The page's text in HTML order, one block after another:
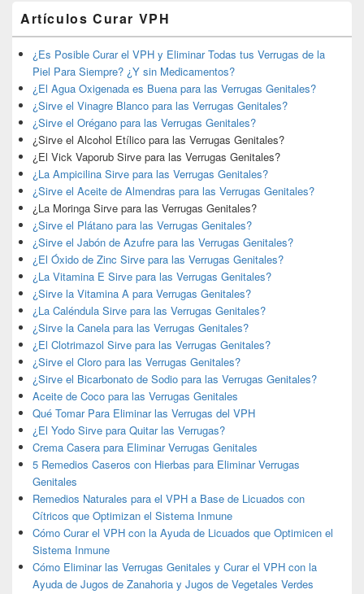
Artículos Curar VPH
¿Es Posible Curar el VPH y Eliminar Todas tus Verrugas de la
Piel Para Siempre? ¿Y sin Medicamentos?
¿El Agua Oxigenada es Buena para las Verrugas Genitales?
¿Sirve el Vinagre Blanco para las Verrugas Genitales?
¿Sirve el Orégano para las Verrugas Genitales?
¿Sirve el Alcohol Etílico para las Verrugas Genitales?
¿El Vick Vaporub Sirve para las Verrugas Genitales?
¿La Ampicilina Sirve para las Verrugas Genitales?
¿Sirve el Aceite de Almendras para las Verrugas Genitales?
¿La Moringa Sirve para las Verrugas Genitales?
¿Sirve el Plátano para las Verrugas Genitales?
¿Sirve el Jabón de Azufre para las Verrugas Genitales?
¿El Óxido de Zinc Sirve para las Verrugas Genitales?
¿La Vitamina E Sirve para las Verrugas Genitales?
¿Sirve la Vitamina A para Verrugas Genitales?
¿La Caléndula Sirve para las Verrugas Genitales?
¿Sirve la Canela para las Verrugas Genitales?
¿El Clotrimazol Sirve para las Verrugas Genitales?
¿Sirve el Cloro para las Verrugas Genitales?
¿Sirve el Bicarbonato de Sodio para las Verrugas Genitales?
Aceite de Coco para las Verrugas Genitales
Qué Tomar Para Eliminar las Verrugas del VPH
¿El Yodo Sirve para Quitar las Verrugas?
Crema Casera para Eliminar Verrugas Genitales
5 Remedios Caseros con Hierbas para Eliminar Verrugas
Genitales
Remedios Naturales para el VPH a Base de Licuados con
Cítricos que Optimizan el Sistema Inmune
Cómo Curar el VPH con la Ayuda de Licuados que Optimicen el
Sistema Inmune
Cómo Eliminar las Verrugas Genitales y Curar el VPH con la
Ayuda de Jugos de Zanahoria y Jugos de Vegetales Verdes